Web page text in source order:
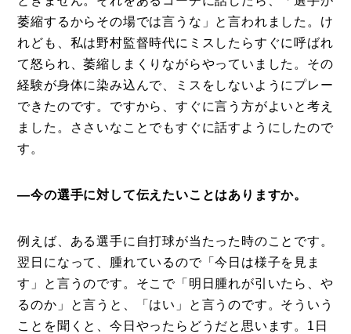
萎縮するからその場では言うな」と言われました。け
れども、私は野村監督時代にミスしたらすぐに呼ばれ
て怒られ、萎縮しまくりながらやっていました。その
経験が身体に染み込んで、ミスをしないようにプレー
できたのです。ですから、すぐに言う方がよいと考え
ました。ささいなことでもすぐに話すようにしたので
す。
―今の選手に対して伝えたいことはありますか。
例えば、ある選手に自打球が当たった時のことです。
翌日になって、腫れているので「今日は様子を見ま
す」と言うのです。そこで「明日腫れが引いたら、や
るのか」と言うと、「はい」と言うのです。そういう
ことを聞くと、今日やったらどうだと思います。1日